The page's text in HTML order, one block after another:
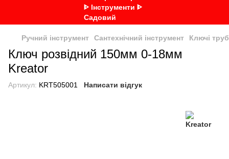
Ручний інструмент Сантехнічний інструмент Ключі
Ключ розвідний 150мм 0-18мм
Kreator
Артикул: KRT505001 Написати відгук